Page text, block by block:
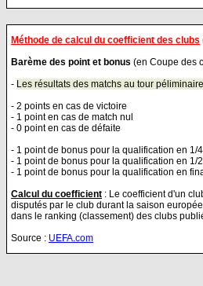
Méthode de calcul du coefficient des clubs
Barème des point et bonus (en Coupe des
- Les résultats des matchs au tour
- 2 points en cas de victoire
- 1 point en cas de match nul
- 0 point en cas de défaite
- 1 point de bonus pour la qualification en 1/
- 1 point de bonus pour la qualification en 1/
- 1 point de bonus pour la qualification en
Calcul du coefficient : Le coefficient d'un
disputés par le club durant la saison
dans le ranking (classement) des clubs
Source : UEFA.com